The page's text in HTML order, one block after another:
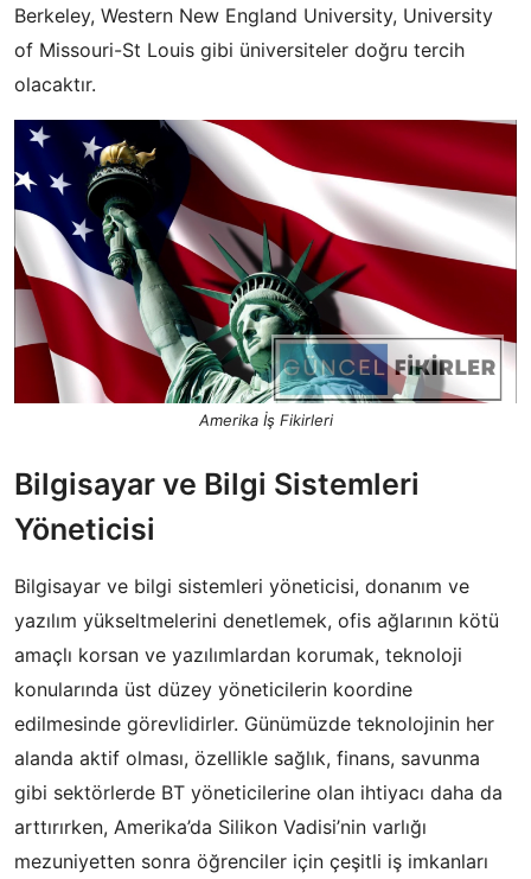
Berkeley, Western New England University, University
of Missouri-St Louis gibi üniversiteler doğru tercih
olacaktır.
Amerika İş Fikirleri
Bilgisayar ve Bilgi Sistemleri
Yöneticisi
Bilgisayar ve bilgi sistemleri yöneticisi, donanım ve
yazılım yükseltmelerini denetlemek, ofis ağlarının kötü
amaçlı korsan ve yazılımlardan korumak, teknoloji
konularında üst düzey yöneticilerin koordine
edilmesinde görevlidirler. Günümüzde teknolojinin her
alanda aktif olması, özellikle sağlık, finans, savunma
gibi sektörlerde BT yöneticilerine olan ihtiyacı daha da
arttırırken, Amerika’da Silikon Vadisi’nin varlığı
mezuniyetten sonra öğrenciler için çeşitli iş imkanları